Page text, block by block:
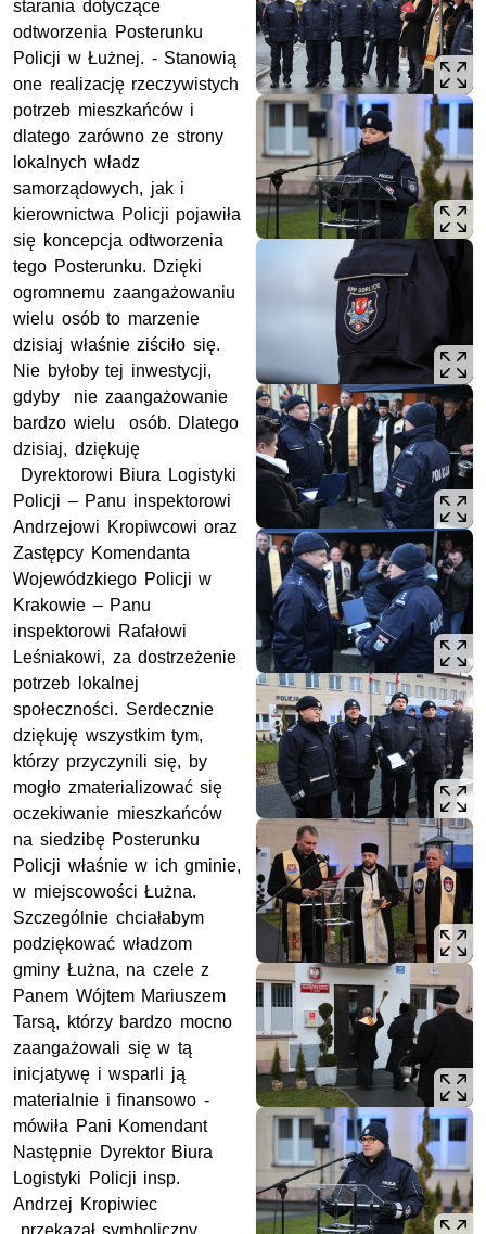
starania dotyczące
odtworzenia Posterunku
Policji w Łużnej. - Stanowią
one realizację rzeczywistych
potrzeb mieszkańców i
dlatego zarówno ze strony
lokalnych władz
samorządowych, jak i
kierownictwa Policji pojawiła
się koncepcja odtworzenia
tego Posterunku. Dzięki
ogromnemu zaangażowaniu
wielu osób to marzenie
dzisiaj właśnie ziściło się.
Nie byłoby tej inwestycji,
gdyby nie zaangażowanie
bardzo wielu osób. Dlatego
dzisiaj, dziękuję
Dyrektorowi Biura Logistyki
Policji – Panu inspektorowi
Andrzejowi Kropiwcowi oraz
Zastępcy Komendanta
Wojewódzkiego Policji w
Krakowie – Panu
inspektorowi Rafałowi
Leśniakowi, za dostrzeżenie
potrzeb lokalnej
społeczności. Serdecznie
dziękuję wszystkim tym,
którzy przyczynili się, by
mogło zmaterializować się
oczekiwanie mieszkańców
na siedzibę Posterunku
Policji właśnie w ich gminie,
w miejscowości Łużna.
Szczególnie chciałabym
podziękować władzom
gminy Łużna, na czele z
Panem Wójtem Mariuszem
Tarsą, którzy bardzo mocno
zaangażowali się w tą
inicjatywę i wsparli ją
materialnie i finansowo -
mówiła Pani Komendant
Następnie Dyrektor Biura
Logistyki Policji insp.
Andrzej Kropiwiec
przekazał symboliczny